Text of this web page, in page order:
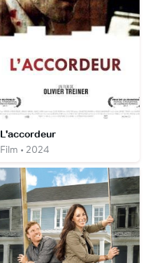
L'accordeur
Film • 2024